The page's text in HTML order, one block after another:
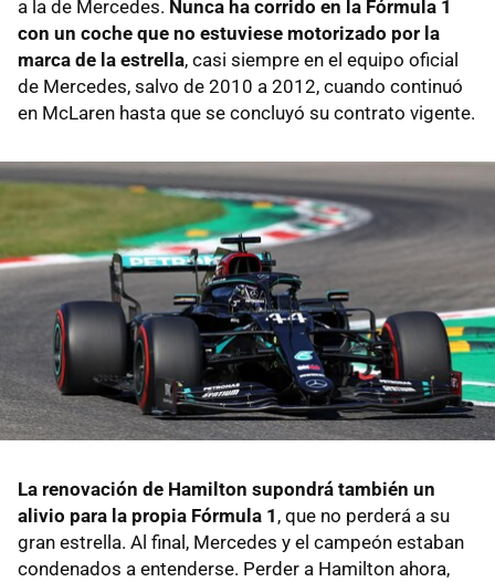
a la de Mercedes. Nunca ha corrido en la Fórmula 1
con un coche que no estuviese motorizado por la
marca de la estrella, casi siempre en el equipo oficial
de Mercedes, salvo de 2010 a 2012, cuando continuó
en McLaren hasta que se concluyó su contrato vigente.
La renovación de Hamilton supondrá también un
alivio para la propia Fórmula 1 , que no perderá a su
gran estrella. Al final, Mercedes y el campeón estaban
condenados a entenderse. Perder a Hamilton ahora,